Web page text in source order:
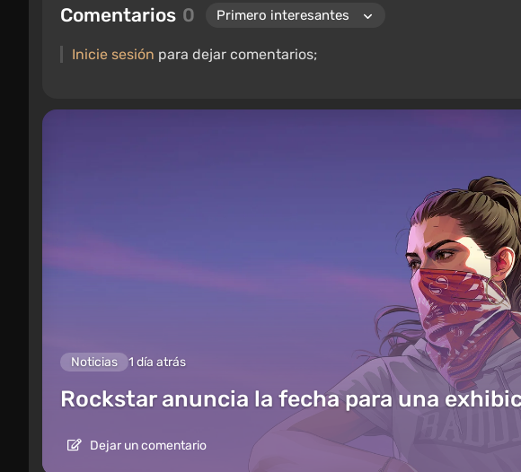
Comentarios 0
Inicie sesión para dejar comentarios;
Noticias 1 día atrás
Rockstar anuncia la fecha para una
Dejar un comentario